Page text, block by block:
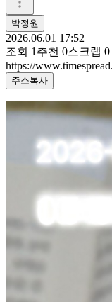
박정원
2026.06.01 17:52
조회 1 추천 0스크랩 0
https://
주소복사